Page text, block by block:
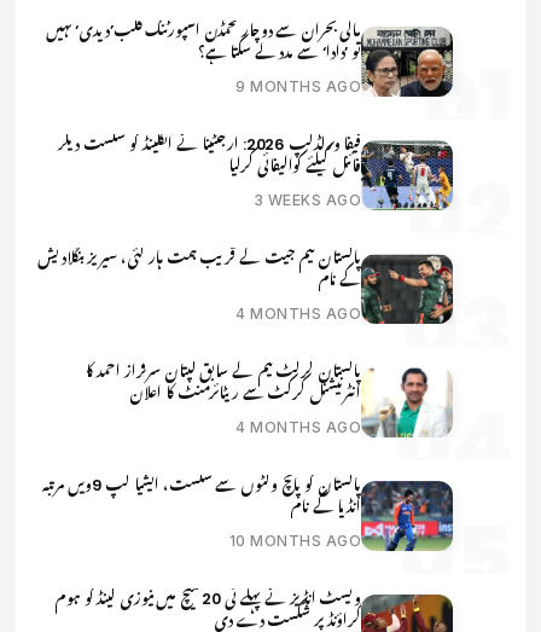
مالی بحران سے دوچار محمڈن اسپورٹنگ کلب’دیدی‘ نہیں
تو ’دادا‘ سے مدد لے سکتا ہے؟
9 MONTHS AGO
فیفا ورلڈکپ 2026: ارجنٹینا نے انگلینڈ کو شکست دیکر
فائنل کیلئے کوالیفائی کرلیا
3 WEEKS AGO
پاکستان ٹیم جیت کے قریب ہمت ہار گئی، سیریز بنگلادیش
کے نام
4 MONTHS AGO
پاکستان کرکٹ ٹیم کے سابق کپتان سرفراز احمد کا
انٹرنیشنل کرکٹ سے ریٹائرمنٹ کا اعلان
4 MONTHS AGO
پاکستان کو پانچ وکٹوں سے شکست، ایشیا کپ 9ویں مرتبہ
انڈیا کے نام
10 MONTHS AGO
ویسٹ انڈیز نے پہلے ٹی 20 میچ میں نیوزی لینڈ کو ہوم
گراؤنڈ پر شکست دے دی